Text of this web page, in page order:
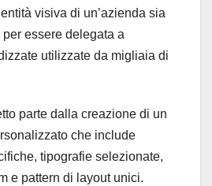
visiva di un’azienda sia
essere delegata a
utilizzate da migliaia di
parte dalla creazione di un
che include
tipografie selezionate,
e pattern di layout unici.